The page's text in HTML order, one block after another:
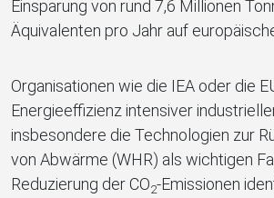
Einsparung von rund 7,6 Millionen
Äquivalenten pro Jahr auf
Organisationen wie die IEA oder die
Energieeffizienz intensiver
insbesondere die Technologien zur
von Abwärme (WHR) als wichtigen
Reduzierung der CO2-Emissionen